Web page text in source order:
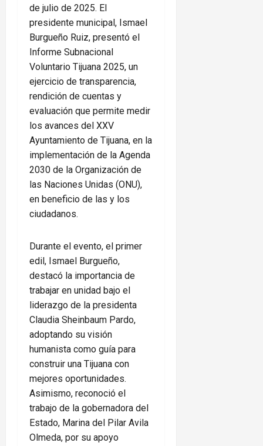
de julio de 2025. El
presidente municipal, Ismael
Burgueño Ruiz, presentó el
Informe Subnacional
Voluntario Tijuana 2025, un
ejercicio de transparencia,
rendición de cuentas y
evaluación que permite medir
los avances del XXV
Ayuntamiento de Tijuana, en la
implementación de la Agenda
2030 de la Organización de
las Naciones Unidas (ONU),
en beneficio de las y los
ciudadanos.
Durante el evento, el primer
edil, Ismael Burgueño,
destacó la importancia de
trabajar en unidad bajo el
liderazgo de la presidenta
Claudia Sheinbaum Pardo,
adoptando su visión
humanista como guía para
construir una Tijuana con
mejores oportunidades.
Asimismo, reconoció el
trabajo de la gobernadora del
Estado, Marina del Pilar Avila
Olmeda, por su apoyo